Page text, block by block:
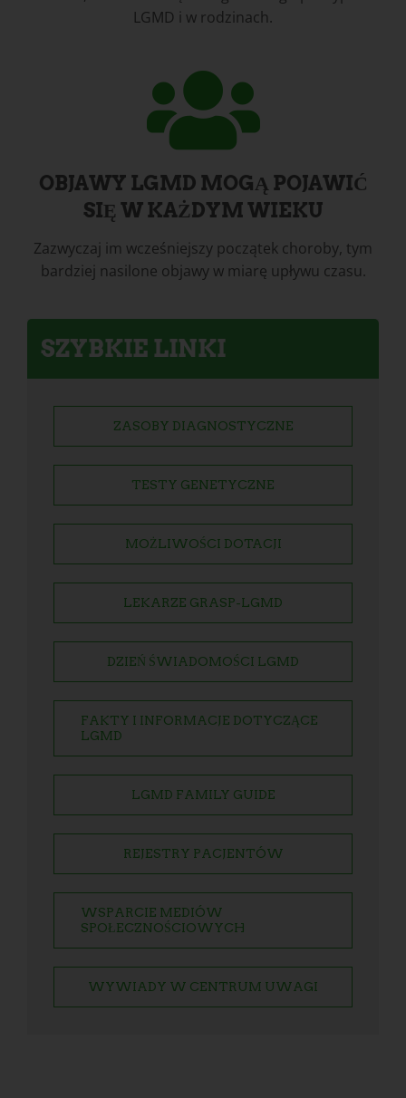
LGMD i w rodzinach.
OBJAWY LGMD MOGĄ POJAWIĆ
SIĘ W KAŻDYM WIEKU
Zazwyczaj im wcześniejszy początek choroby, tym
bardziej nasilone objawy w miarę upływu czasu.
SZYBKIE LINKI
ZASOBY DIAGNOSTYCZNE
TESTY GENETYCZNE
MOŻLIWOŚCI DOTACJI
LEKARZE GRASP-LGMD
DZIEŃ ŚWIADOMOŚCI LGMD
FAKTY I INFORMACJE DOTYCZĄCE
LGMD
LGMD FAMILY GUIDE
REJESTRY PACJENTÓW
WSPARCIE MEDIÓW
SPOŁECZNOŚCIOWYCH
WYWIADY W CENTRUM UWAGI